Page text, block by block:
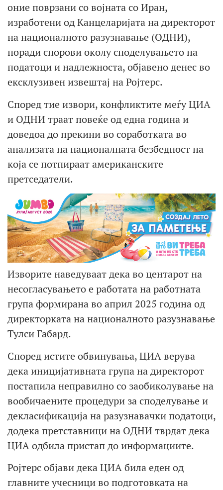
оние поврзани со војната со Иран,
изработени од Канцеларијата на директорот
на националното разузнавање (ОДНИ),
поради спорови околу споделувањето на
податоци и надлежноста, објавено денес во
ексклузивен извештај на Ројтерс.
Според тие извори, конфликтите меѓу ЦИА
и ОДНИ траат повеќе од една година и
доведоа до прекини во соработката во
анализата на националната безбедност на
која се потпираат американските
претседатели.
Изворите наведуваат дека во центарот на
несогласувањето е работата на работната
група формирана во април 2025 година од
директорката на националното разузнавање
Тулси Габард.
Според истите обвинувања, ЦИА верува
дека иницијативната група на директорот
постапила неправилно со заобиколување на
вообичаените процедури за споделување и
декласификација на разузнавачки податоци,
додека претставници на ОДНИ тврдат дека
ЦИА одбила пристап до информациите.
Ројтерс објави дека ЦИА била еден од
главните учесници во подготовката на